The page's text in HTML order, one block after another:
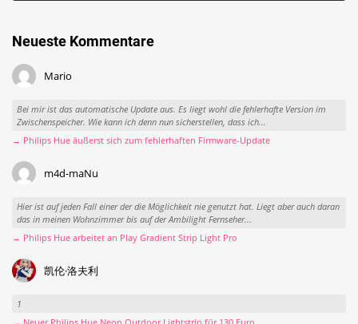
Neueste Kommentare
Mario
Bei mir ist das automatische Update aus. Es liegt wohl die fehlerhafte Version im
Zwischenspeicher. Wie kann ich denn nun sicherstellen, dass ich...
→ Philips Hue äußerst sich zum fehlerhaften Firmware-Update
m4d-maNu
Hier ist auf jeden Fall einer der die Möglichkeit nie genutzt hat. Liegt aber auch daran
das in meinen Wohnzimmer bis auf der Ambilight Fernseher...
→ Philips Hue arbeitet an Play Gradient Strip Light Pro
凯伦·洛夫利
1